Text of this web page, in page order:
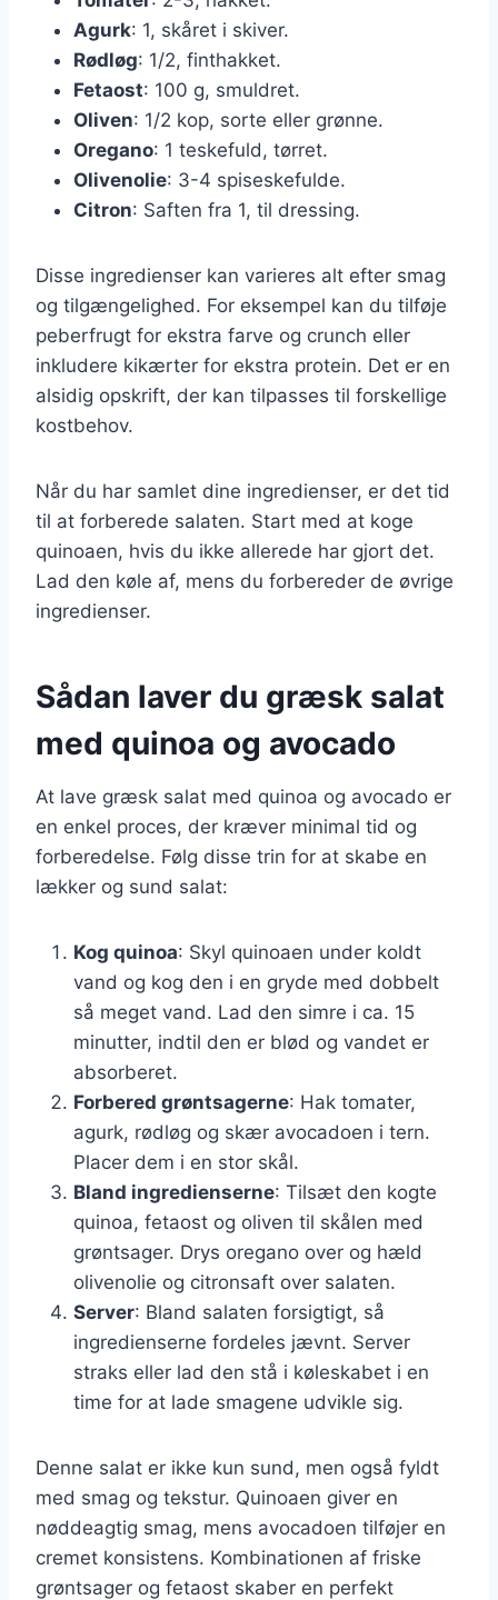
Agurk: 1, skåret i skiver.
Rødløg: 1/2, finthakket.
Fetaost: 100 g, smuldret.
Oliven: 1/2 kop, sorte eller grønne.
Oregano: 1 teskefuld, tørret.
Olivenolie: 3-4 spiseskefulde.
Citron: Saften fra 1, til dressing.
Disse ingredienser kan varieres alt efter smag
og tilgængelighed. For eksempel kan du tilføje
peberfrugt for ekstra farve og crunch eller
inkludere kikærter for ekstra protein. Det er en
alsidig opskrift, der kan tilpasses til forskellige
kostbehov.
Når du har samlet dine ingredienser, er det tid
til at forberede salaten. Start med at koge
quinoaen, hvis du ikke allerede har gjort det.
Lad den køle af, mens du forbereder de øvrige
ingredienser.
Sådan laver du græsk salat
med quinoa og avocado
At lave græsk salat med quinoa og avocado er
en enkel proces, der kræver minimal tid og
forberedelse. Følg disse trin for at skabe en
lækker og sund salat:
Kog quinoa: Skyl quinoaen under koldt
vand og kog den i en gryde med dobbelt
så meget vand. Lad den simre i ca. 15
minutter, indtil den er blød og vandet er
absorberet.
Forbered grøntsagerne: Hak tomater,
agurk, rødløg og skær avocadoen i tern.
Placer dem i en stor skål.
Bland ingredienserne: Tilsæt den kogte
quinoa, fetaost og oliven til skålen med
grøntsager. Drys oregano over og hæld
olivenolie og citronsaft over salaten.
Server: Bland salaten forsigtigt, så
ingredienserne fordeles jævnt. Server
straks eller lad den stå i køleskabet i en
time for at lade smagene udvikle sig.
Denne salat er ikke kun sund, men også fyldt
med smag og tekstur. Quinoaen giver en
nøddeagtig smag, mens avocadoen tilføjer en
cremet konsistens. Kombinationen af friske
grøntsager og fetaost skaber en perfekt